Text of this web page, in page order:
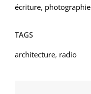
écriture, photographie
TAGS
architecture, radio